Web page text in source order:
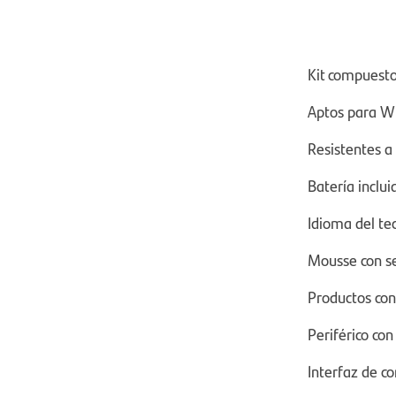
Kit
Aptos para
Resistentes
Batería
Idioma del
Mousse con
Productos
Periférico
Interfaz de